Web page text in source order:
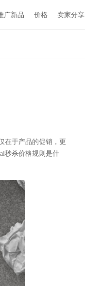
广新品 价格 卖家分享
在于产品的促销，更
秒杀价格规则是什